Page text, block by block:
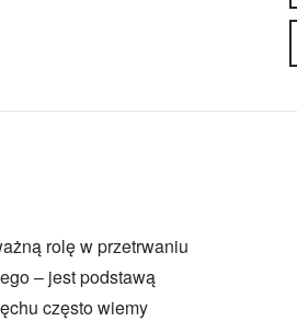
rolę w przetrwaniu
– jest podstawą
często wiemy